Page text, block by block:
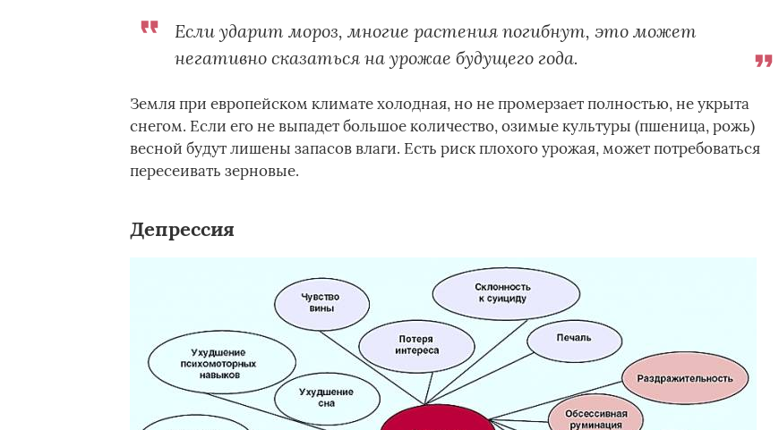
Если ударит мороз, многие растения погибнут, это может
негативно сказаться на урожае будущего года.
Земля при европейском климате холодная, но не промерзает полностью, не укрыта
снегом. Если его не выпадет большое количество, озимые культуры (пшеница, рожь)
весной будут лишены запасов влаги. Есть риск плохого урожая, может потребоваться
пересеивать зерновые.
Депрессия